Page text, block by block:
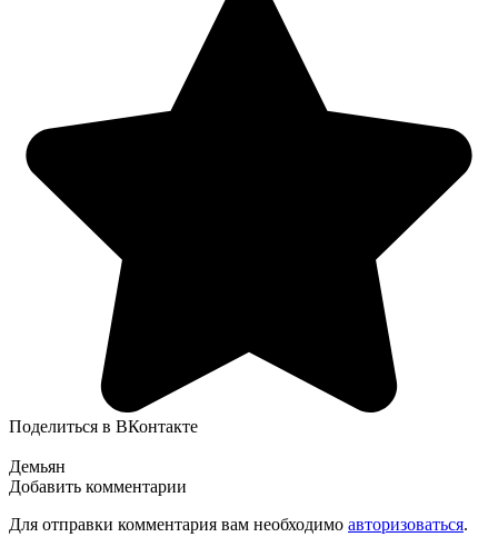
Поделиться в ВКонтакте
Демьян
Добавить комментарии
Для отправки комментария вам необходимо авторизоваться.